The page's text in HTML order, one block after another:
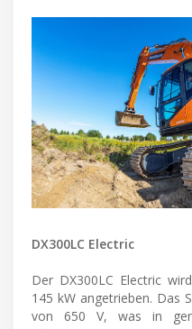
DX300LC Electric
Der DX300LC Electric
145 kW angetrieben. Das
von 650 V, was in